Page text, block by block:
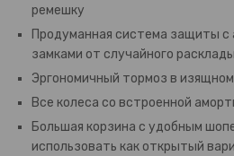
ремешку
Продуманная система защиты с
замками от случайного
Эргономичный тормоз в
Все колеса со встроенной
Большая корзина с удобным
использовать как открытый